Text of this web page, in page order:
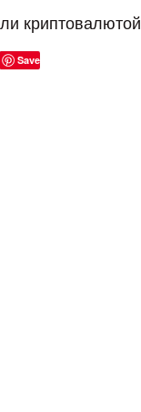
криптовалютой
Save